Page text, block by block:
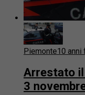
Piemonte10 anni
Arrestato
3